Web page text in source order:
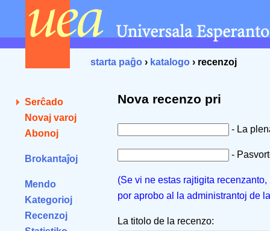
starta paĝo › katalogo › recenzoj
Serĉado
Novaj varoj
Abonoj
Brokantaĵoj
Mendo
Kategorioj
Recenzoj
Nova recenzo pri
- La
-
(Se vi ne estas rajtigita
por aprobo al la administrantoj de
La titolo de la recenzo: